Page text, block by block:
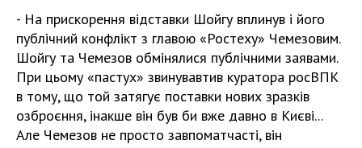
- На прискорення відставки Шойгу вплинув і його
публічний конфлікт з главою «Ростеху» Чемезовим.
Шойгу та Чемезов обмінялися публічними заявами.
При цьому «пастух» звинувавтив куратора росВПК
в тому, що той затягує поставки нових зразків
озброєння, інакше він був би вже давно в Києві...
Але Чемезов не просто завпоматчасті, він